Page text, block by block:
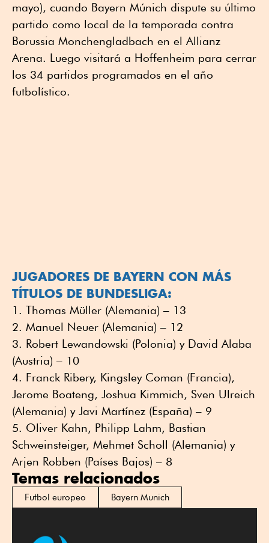
mayo), cuando Bayern Múnich dispute su último
partido como local de la temporada contra
Borussia Monchengladbach en el Allianz
Arena. Luego visitará a Hoffenheim para cerrar
los 34 partidos programados en el año
futbolístico.
JUGADORES DE BAYERN CON MÁS
TÍTULOS DE BUNDESLIGA:
1. Thomas Müller (Alemania) – 13
2. Manuel Neuer (Alemania) – 12
3. Robert Lewandowski (Polonia) y David Alaba
(Austria) – 10
4. Franck Ribery, Kingsley Coman (Francia),
Jerome Boateng, Joshua Kimmich, Sven Ulreich
(Alemania) y Javi Martínez (España) – 9
5. Oliver Kahn, Philipp Lahm, Bastian
Schweinsteiger, Mehmet Scholl (Alemania) y
Arjen Robben (Países Bajos) – 8
Temas relacionados
Futbol europeo Bayern Munich